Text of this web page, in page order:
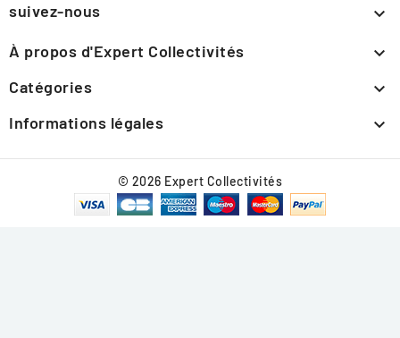
suivez-nous 
À propos d'Expert Collectivités 
Catégories 
Informations légales 
© 2026 Expert Collectivités